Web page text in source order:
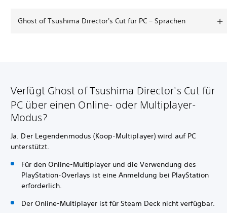
Ghost of Tsushima Director's Cut für PC – Sprachen
Verfügt Ghost of Tsushima Director's Cut für
PC über einen Online- oder Multiplayer-
Modus?
Ja. Der Legendenmodus (Koop-Multiplayer) wird auf PC
unterstützt.
Für den Online-Multiplayer und die Verwendung des
PlayStation-Overlays ist eine Anmeldung bei PlayStation
erforderlich.
Der Online-Multiplayer ist für Steam Deck nicht verfügbar.